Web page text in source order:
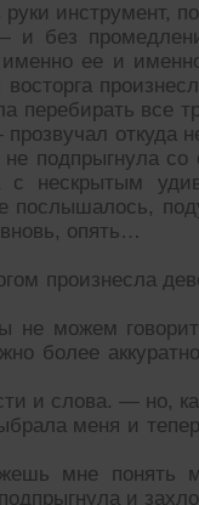
инструмент,
и без
ее и
перебирать все
откуда
подпрыгнула со
нескрытым
послышалось,
опять…
произнесла
не можем
более
и слова. — но,
меня и
мне понять
и